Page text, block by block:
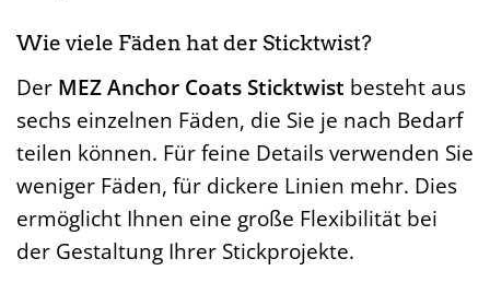
Wie viele Fäden hat der Sticktwist?
Der MEZ Anchor Coats Sticktwist besteht aus
sechs einzelnen Fäden, die Sie je nach Bedarf
teilen können. Für feine Details verwenden Sie
weniger Fäden, für dickere Linien mehr. Dies
ermöglicht Ihnen eine große Flexibilität bei
der Gestaltung Ihrer Stickprojekte.